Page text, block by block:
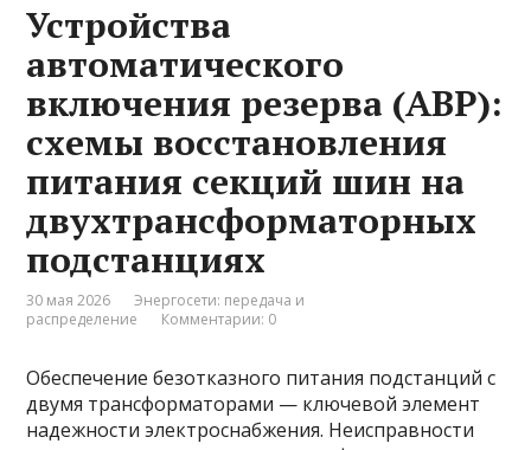
Устройства
автоматического
включения резерва (АВР):
схемы восстановления
питания секций шин на
двухтрансформаторных
подстанциях
30 мая 2026
Энергосети: передача и
распределение
Комментарии: 0
Обеспечение безотказного питания подстанций с
двумя трансформаторами — ключевой элемент
надежности электроснабжения. Неисправности